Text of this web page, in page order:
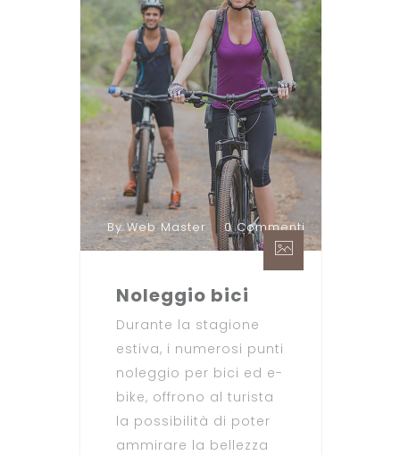
By Web Master 0 Commenti
Noleggio bici
Durante la stagione
estiva, i numerosi punti
noleggio per bici ed e-
bike, offrono al turista
la possibilità di poter
ammirare la bellezza